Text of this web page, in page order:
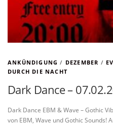
ANKÜNDIGUNG / DEZEMBER /
DURCH DIE NACHT
Dark Dance –
Dark Dance EBM & Wave – Gothic
von EBM, Wave und Gothic Sounds!